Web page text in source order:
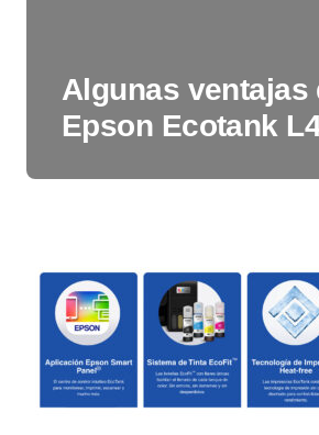
Algunas ventajas
Epson Ecotank